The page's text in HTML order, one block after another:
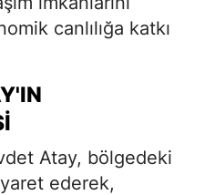
canlılığa katkı
Atay, bölgedeki
ederek,